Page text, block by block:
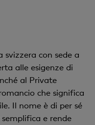
svizzera con sede a
alle esigenze di
al Private
che significa
Il nome è di per sé
e rende